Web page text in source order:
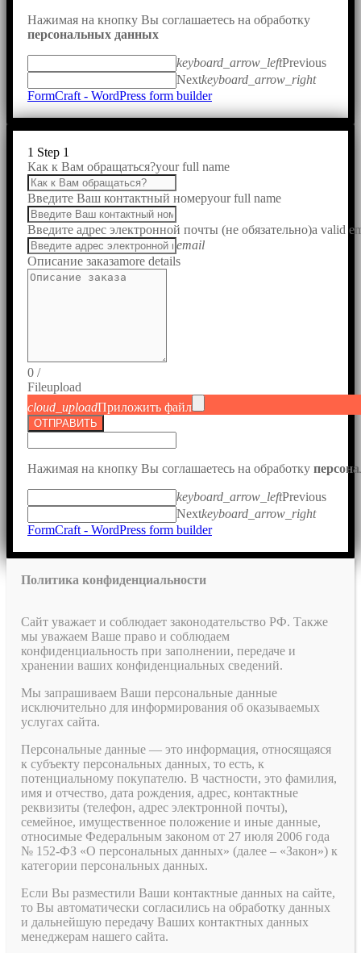
Нажимая на кнопку Вы соглашаетесь на обработку
персональных данных
keyboard_arrow_leftPrevious
Nextkeyboard_arrow_right
FormCraft - WordPress form builder
1 Step 1
Как к Вам обращаться?your full name
Введите Ваш контактный номерyour full name
Введите адрес электронной почты (не обязательно)a valid
email
Описание заказаmore details
0 /
Fileupload
cloud_uploadПриложить файл
ОТПРАВИТЬ
Нажимая на кнопку Вы соглашаетесь на обработку
keyboard_arrow_leftPrevious
Nextkeyboard_arrow_right
FormCraft - WordPress form builder
Политика конфиденциальности
Сайт уважает и соблюдает законодательство РФ. Также
мы уважаем Ваше право и соблюдаем
конфиденциальность при заполнении, передаче и
хранении ваших конфиденциальных сведений.
Мы запрашиваем Ваши персональные данные
исключительно для информирования об оказываемых
услугах сайта.
Персональные данные — это информация, относящаяся
к субъекту персональных данных, то есть, к
потенциальному покупателю. В частности, это фамилия,
имя и отчество, дата рождения, адрес, контактные
реквизиты (телефон, адрес электронной почты),
семейное, имущественное положение и иные данные,
относимые Федеральным законом от 27 июля 2006 года
№ 152-ФЗ «О персональных данных» (далее – «Закон») к
категории персональных данных.
Если Вы разместили Ваши контактные данных на сайте,
то Вы автоматически согласились на обработку данных
и дальнейшую передачу Ваших контактных данных
менеджерам нашего сайта.